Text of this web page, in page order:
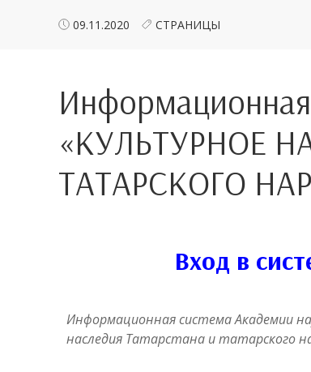
09.11.2020 СТРАНИЦЫ
Информационная
«КУЛЬТУРНОЕ
ТАТАРСКОГО
Вход в
Информационная система Академии
наследия Татарстана и татарского